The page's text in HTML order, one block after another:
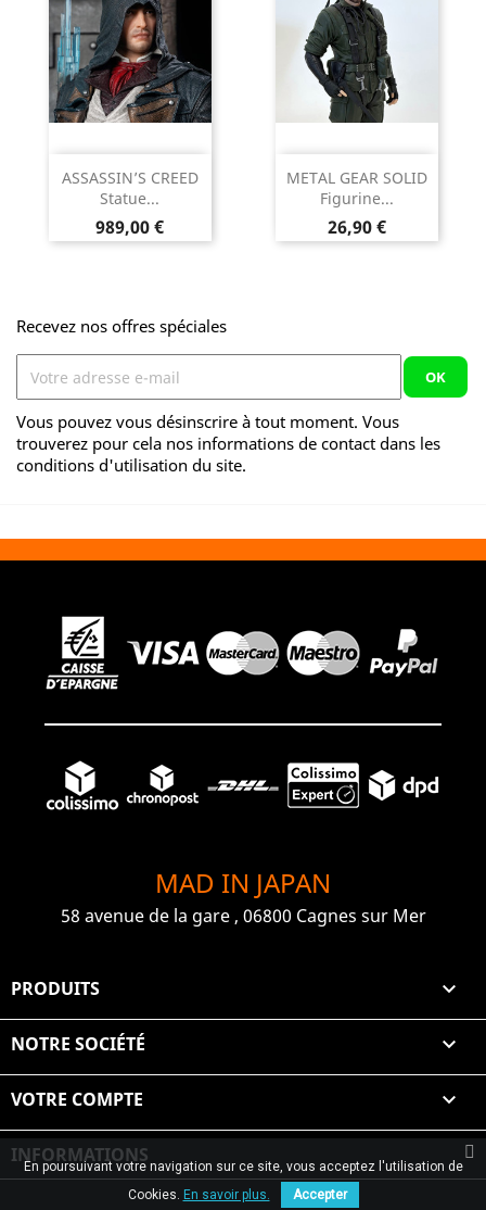
ASSASSIN’S CREED
Statue...
Prix
989,00 €
METAL GEAR SOLID
Figurine...
Prix
26,90 €
Recevez nos offres spéciales
Vous pouvez vous désinscrire à tout moment. Vous
trouverez pour cela nos informations de contact dans les
conditions d'utilisation du site.
MAD IN JAPAN
58 avenue de la gare , 06800 Cagnes sur Mer
PRODUITS 
NOTRE SOCIÉTÉ 
VOTRE COMPTE 
INFORMATIONS
© 2026 Graiet Mehdi & Geelen
En poursuivant votre navigation sur ce site, vous acceptez l'utilisation de
Cookies. En savoir plus. Accepter